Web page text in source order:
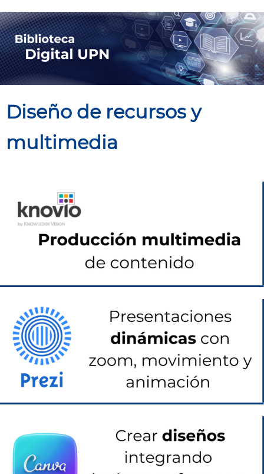
Saltar
al
contenido
Diseño de recursos y
multimedia